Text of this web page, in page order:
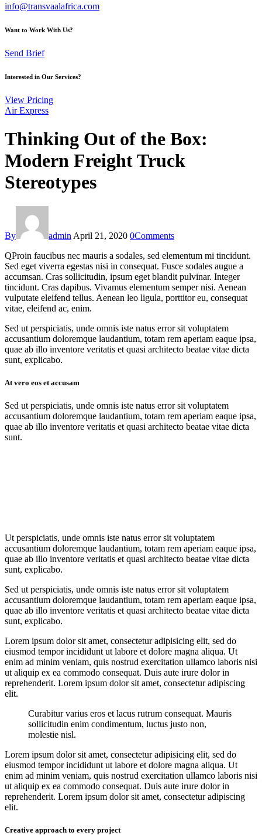
info@transvaalafrica.com
Want to Work With Us?
Send Brief
Interested in Our Services?
View Pricing
Air Express
Thinking Out of the Box:
Modern Freight Truck
Stereotypes
By admin April 21, 2020 0Comments
QProin faucibus nec mauris a sodales, sed elementum mi tincidunt.
Sed eget viverra egestas nisi in consequat. Fusce sodales augue a
accumsan. Cras sollicitudin, ipsum eget blandit pulvinar. Integer
tincidunt. Cras dapibus. Vivamus elementum semper nisi. Aenean
vulputate eleifend tellus. Aenean leo ligula, porttitor eu, consequat
vitae, eleifend ac, enim.
Sed ut perspiciatis, unde omnis iste natus error sit voluptatem
accusantium doloremque laudantium, totam rem aperiam eaque ipsa,
quae ab illo inventore veritatis et quasi architecto beatae vitae dicta
sunt, explicabo.
At vero eos et accusam
Sed ut perspiciatis, unde omnis iste natus error sit voluptatem
accusantium doloremque laudantium, totam rem aperiam eaque ipsa,
quae ab illo inventore veritatis et quasi architecto beatae vitae dicta
sunt.
Ut perspiciatis, unde omnis iste natus error sit voluptatem
accusantium doloremque laudantium, totam rem aperiam eaque ipsa,
quae ab illo inventore veritatis et quasi architecto beatae vitae dicta
sunt, explicabo.
Sed ut perspiciatis, unde omnis iste natus error sit voluptatem
accusantium doloremque laudantium, totam rem aperiam eaque ipsa,
quae ab illo inventore veritatis et quasi architecto beatae vitae dicta
sunt, explicabo.
Lorem ipsum dolor sit amet, consectetur adipisicing elit, sed do
eiusmod tempor incididunt ut labore et dolore magna aliqua. Ut
enim ad minim veniam, quis nostrud exercitation ullamco laboris nisi
ut aliquip ex ea commodo consequat. Duis aute irure dolor in
reprehenderit. Lorem ipsum dolor sit amet, consectetur adipiscing
elit.
Curabitur varius eros et lacus rutrum consequat. Mauris
sollicitudin enim condimentum, luctus justo non,
molestie nisl.
Lorem ipsum dolor sit amet, consectetur adipisicing elit, sed do
eiusmod tempor incididunt ut labore et dolore magna aliqua. Ut
enim ad minim veniam, quis nostrud exercitation ullamco laboris nisi
ut aliquip ex ea commodo consequat. Duis aute irure dolor in
reprehenderit. Lorem ipsum dolor sit amet, consectetur adipiscing
elit.
Creative approach to every project